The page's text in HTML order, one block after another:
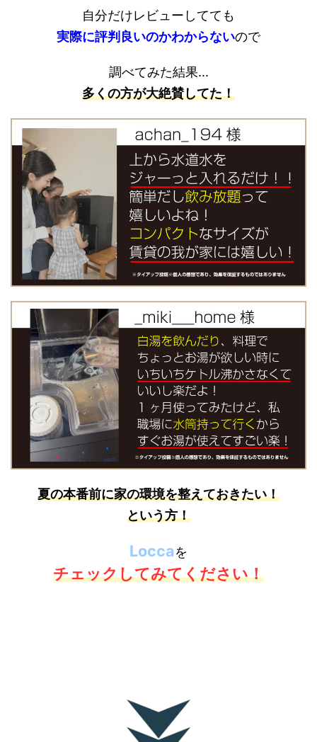
自分だけレビューしてても
実際に評判良いのかわからないので
調べてみた結果...
多くの方が大絶賛してた！
夏の本番前に家の環境を整えておきたい！
という方！
Loccaを
チェックしてみてください！